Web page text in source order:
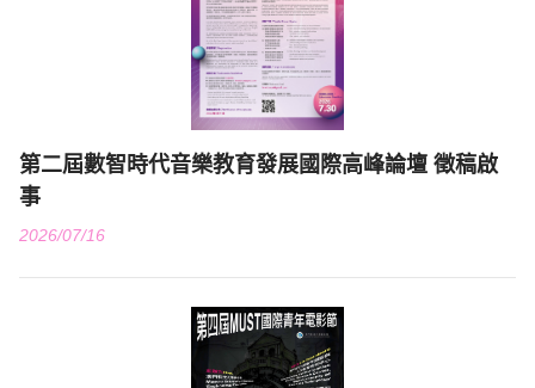
第二屆數智時代音樂教育發展國際高峰論壇 徵稿啟
事
2026/07/16